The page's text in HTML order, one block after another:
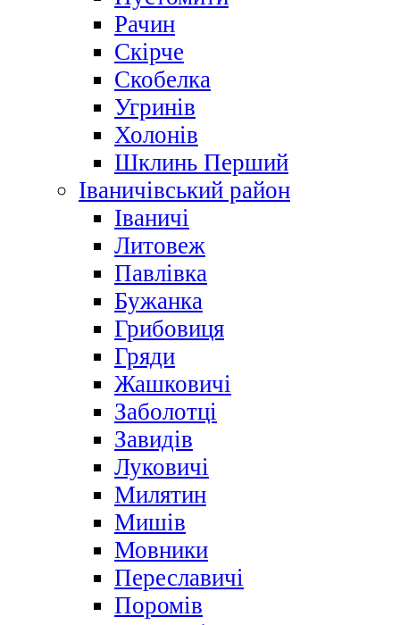
Рачин
Скірче
Скобелка
Угринів
Холонів
Шклинь Перший
Іваничівський район
Іваничі
Литовеж
Павлівка
Бужанка
Грибовиця
Гряди
Жашковичі
Заболотці
Завидів
Луковичі
Милятин
Мишів
Мовники
Переславичі
Поромів